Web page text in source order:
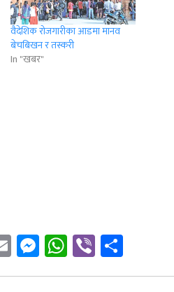
वैदेशिक रोजगारीका आडमा मानव
बेचबिखन र तस्करी
In "खबर"
EmailMessenger
WhatsApp
Viber